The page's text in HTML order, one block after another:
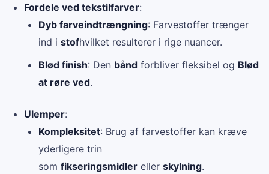
Fordele ved tekstilfarver:
Dyb farveindtrængning: Farvestoffer trænger
ind i stofhvilket resulterer i rige nuancer.
Blød finish: Den bånd forbliver fleksibel og Blød
at røre ved.
Ulemper:
Kompleksitet: Brug af farvestoffer kan kræve
yderligere trin
som fikseringsmidler eller skylning.